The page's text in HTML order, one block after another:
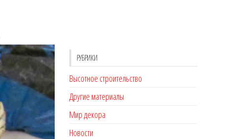
РУБРИКИ
Высотное строительство
Другие материалы
Мир декора
Новости